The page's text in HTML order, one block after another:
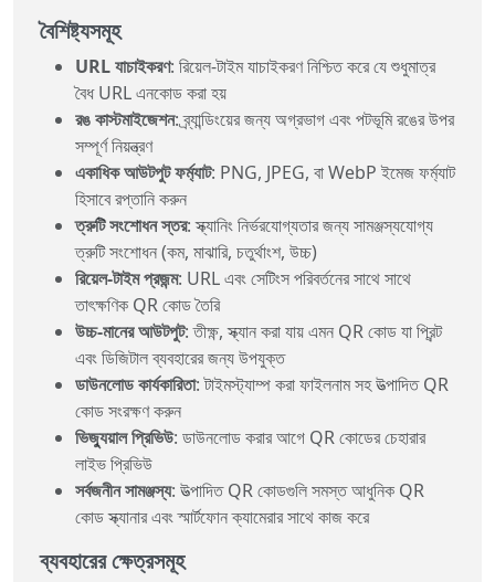
বৈশিষ্ট্যসমূহ
URL যাচাইকরণ: রিয়েল-টাইম যাচাইকরণ নিশ্চিত করে যে শুধুমাত্র
বৈধ URL এনকোড করা হয়
রঙ কাস্টমাইজেশন: ব্র্যান্ডিংয়ের জন্য অগ্রভাগ এবং পটভূমি রঙের উপর
সম্পূর্ণ নিয়ন্ত্রণ
একাধিক আউটপুট ফর্ম্যাট: PNG, JPEG, বা WebP ইমেজ ফর্ম্যাট
হিসাবে রপ্তানি করুন
ত্রুটি সংশোধন স্তর: স্ক্যানিং নির্ভরযোগ্যতার জন্য সামঞ্জস্যযোগ্য
ত্রুটি সংশোধন (কম, মাঝারি, চতুর্থাংশ, উচ্চ)
রিয়েল-টাইম প্রজন্ম: URL এবং সেটিংস পরিবর্তনের সাথে সাথে
তাৎক্ষণিক QR কোড তৈরি
উচ্চ-মানের আউটপুট: তীক্ষ্ণ, স্ক্যান করা যায় এমন QR কোড যা প্রিন্ট
এবং ডিজিটাল ব্যবহারের জন্য উপযুক্ত
ডাউনলোড কার্যকারিতা: টাইমস্ট্যাম্প করা ফাইলনাম সহ উত্পাদিত QR
কোড সংরক্ষণ করুন
ভিজ্যুয়াল প্রিভিউ: ডাউনলোড করার আগে QR কোডের চেহারার
লাইভ প্রিভিউ
সর্বজনীন সামঞ্জস্য: উত্পাদিত QR কোডগুলি সমস্ত আধুনিক QR
কোড স্ক্যানার এবং স্মার্টফোন ক্যামেরার সাথে কাজ করে
ব্যবহারের ক্ষেত্রসমূহ